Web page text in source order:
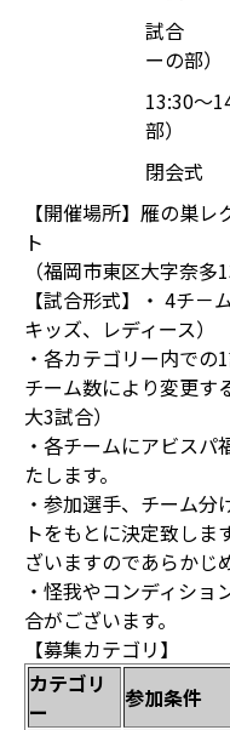
試合 ：
ーの部）
13:30～
部）
閉会式
【開催場所】雁の巣
ト
（福岡市東区大字奈多
【試合形式】・ 4チ－
キッズ、レディース）
・各カテゴリー内で
チーム数により変更す
大3試合）
・各チームにアビス
たします。
・参加選手、チーム
トをもとに決定致し
ざいますのであらかじ
・怪我やコンディシ
合がございます。
【募集カテゴリ】
カテゴリ
ー
参加条件